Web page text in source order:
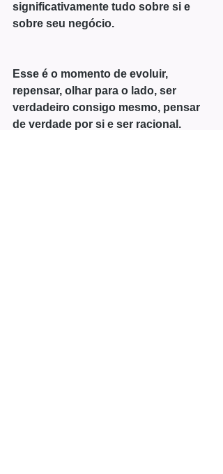
significativamente tudo sobre si e
sobre seu negócio.
Esse é o momento de evoluir,
repensar, olhar para o lado, ser
verdadeiro consigo mesmo, pensar
de verdade por si e ser racional.